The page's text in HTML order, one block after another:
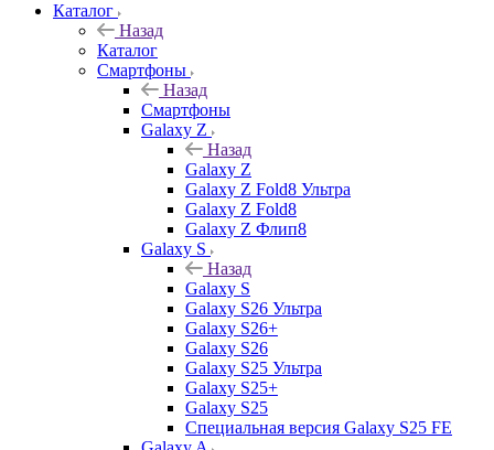
Каталог
Назад
Каталог
Смартфоны
Назад
Смартфоны
Galaxy Z
Назад
Galaxy Z
Galaxy Z Fold8 Ультра
Galaxy Z Fold8
Galaxy Z Флип8
Galaxy S
Назад
Galaxy S
Galaxy S26 Ультра
Galaxy S26+
Galaxy S26
Galaxy S25 Ультра
Galaxy S25+
Galaxy S25
Специальная версия Galaxy S25 FE